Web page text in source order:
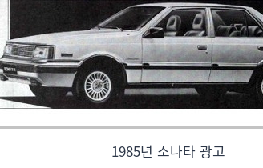
1985년 소나타 광고